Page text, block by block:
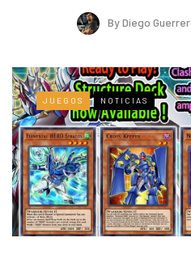
ByDiego
JUEGOS NOTICIAS